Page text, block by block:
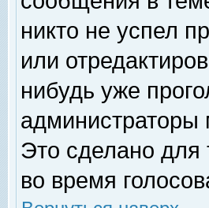
никто не успел
или
нибудь уже
администраторы
Это сделано для
во время